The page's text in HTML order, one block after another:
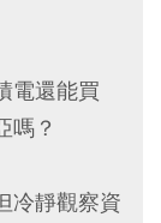
電還能買
嗎？
冷靜觀察資